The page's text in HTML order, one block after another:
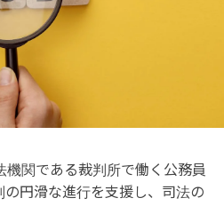
関である裁判所で働く公務員
の円滑な進行を支援し、司法の